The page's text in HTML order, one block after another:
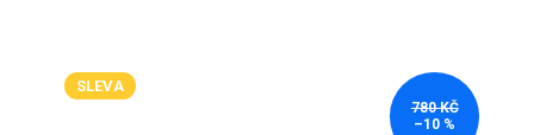
SLEVA
780 KČ
–10 %